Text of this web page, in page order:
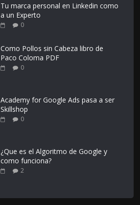
Tu marca personal en Linkedin como
a un Experto
0
Como Pollos sin Cabeza libro de
Paco Coloma PDF
0
Academy for Google Ads pasa a ser
Skillshop
0
¿Que es el Algoritmo de Google y
como funciona?
2